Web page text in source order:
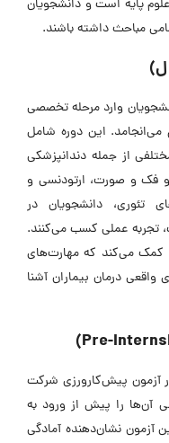
پایه است و دانشجویان
مباحث داشته باشند.
وارد مرحله تخصصی
که 4 سال به طول می‌انجامد. این دوره شامل
از جمله دندانپزشکی
و فک و صورت، ارتودنسی و
تئوری، دانشجویان در
تجربه عملی کسب می‌کنند.
کمک می‌کند که مهارت‌های
درمان بیماران آشنا
آزمون پیش‌کارورزی شرکت
آن‌ها را پیش از ورود به
آزمون نشان‌دهنده آمادگی